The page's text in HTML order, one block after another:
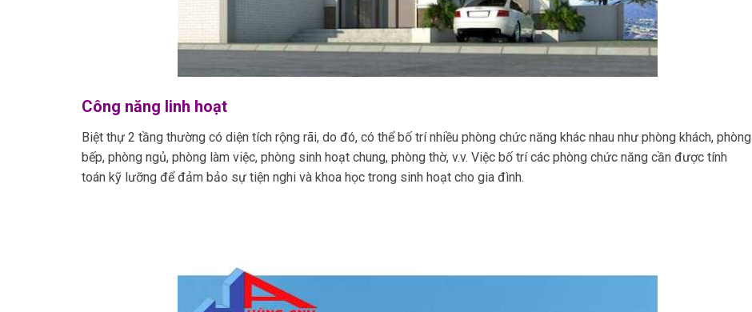
Công năng linh hoạt
Biệt thự 2 tầng thường có diện tích rộng rãi, do đó, có thể bố trí nhiều phòng chức năng khác nhau như phòng khách, phòng
bếp, phòng ngủ, phòng làm việc, phòng sinh hoạt chung, phòng thờ, v.v. Việc bố trí các phòng chức năng cần được tính
toán kỹ lưỡng để đảm bảo sự tiện nghi và khoa học trong sinh hoạt cho gia đình.